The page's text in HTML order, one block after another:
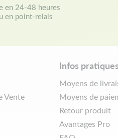
en 24-48 heures
en point-relais
Vente
Infos
Moyens de
Moyens de
Retour produit
Avantages Pro